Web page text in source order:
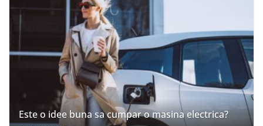
Este o idee buna sa cumpar o masina electrica?